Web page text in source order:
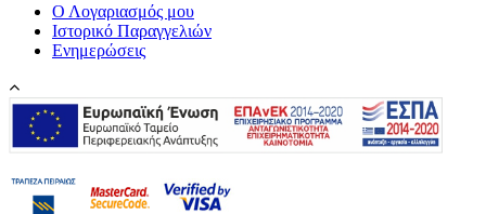
Ο Λογαριασμός μου
Ιστορικό Παραγγελιών
Ενημερώσεις